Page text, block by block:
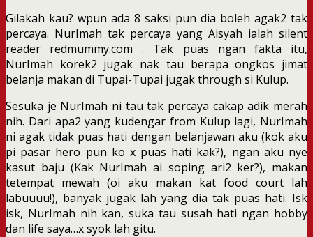
Gilakah kau? wpun ada 8 saksi pun dia boleh agak2 tak
percaya. NurImah tak percaya yang Aisyah ialah silent
reader redmummy.com . Tak puas ngan fakta itu,
NurImah korek2 jugak nak tau berapa ongkos jimat
belanja makan di Tupai-Tupai jugak through si Kulup.
Sesuka je NurImah ni tau tak percaya cakap adik merah
nih. Dari apa2 yang kudengar from Kulup lagi, NurImah
ni agak tidak puas hati dengan belanjawan aku (kok aku
pi pasar hero pun ko x puas hati kak?), ngan aku nye
kasut baju (Kak NurImah ai soping ari2 ker?), makan
tetempat mewah (oi aku makan kat food court lah
labuuuu!), banyak jugak lah yang dia tak puas hati. Isk
isk, NurImah nih kan, suka tau susah hati ngan hobby
dan life saya…x syok lah gitu.